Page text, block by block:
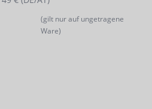
(gilt nur auf ungetragene
Ware)